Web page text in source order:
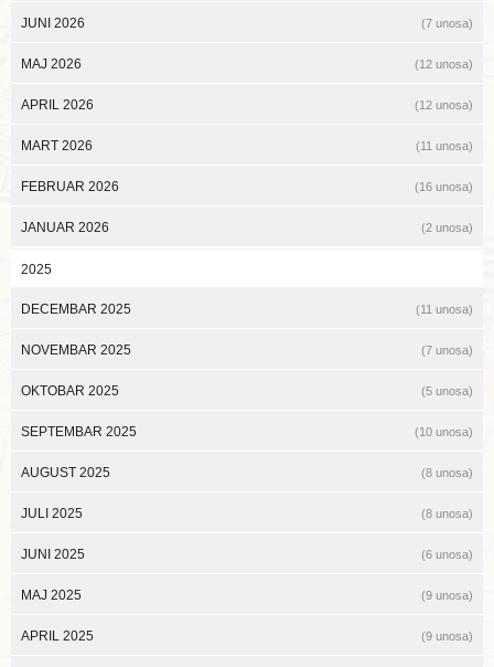
JUNI 2026 (7 unosa)
MAJ 2026 (12 unosa)
APRIL 2026 (12 unosa)
MART 2026 (11 unosa)
FEBRUAR 2026 (16 unosa)
JANUAR 2026 (2 unosa)
2025
DECEMBAR 2025 (11 unosa)
NOVEMBAR 2025 (7 unosa)
OKTOBAR 2025 (5 unosa)
SEPTEMBAR 2025 (10 unosa)
AUGUST 2025 (8 unosa)
JULI 2025 (8 unosa)
JUNI 2025 (6 unosa)
MAJ 2025 (9 unosa)
APRIL 2025 (9 unosa)